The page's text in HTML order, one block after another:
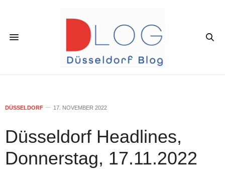
DÜSSELDORF 17. NOVEMBER 2022
Düsseldorf Headlines,
Donnerstag, 17.11.2022